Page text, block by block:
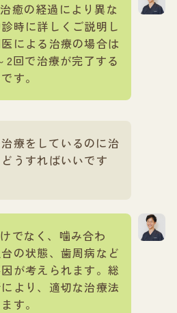
癒の経過により異な
時に詳しくご説明し
による治療の場合は
2回で治療が完了する
す。
療をしているのに治
うすればいいです
でなく、噛み合わ
の状態、歯周病など
が考えられます。総
より、適切な治療法
す。